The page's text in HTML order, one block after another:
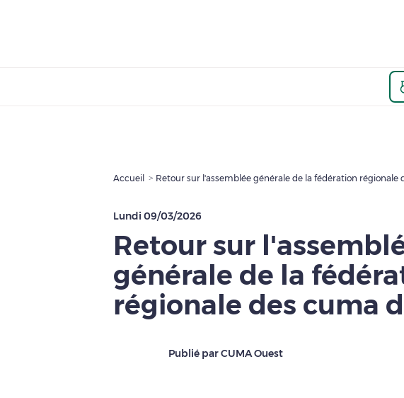
Accueil Retour sur l'assemblée générale de la fédération régionale
Lundi 09/03/2026
Retour sur
générale de la
régionale des cuma
Publié par CUMA Ouest